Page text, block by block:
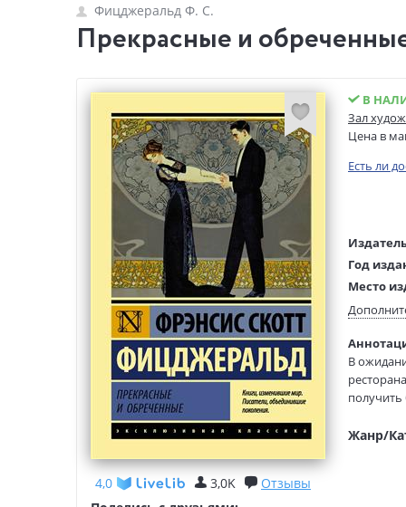
Фицджеральд Ф. С.
Прекрасные и
4,0 3,0K
Отзывы
В
Зал
Цена в
Есть ли
Год
Место
Возраст:
Язык
Перевод:
Тип
В
получить
Жанр/